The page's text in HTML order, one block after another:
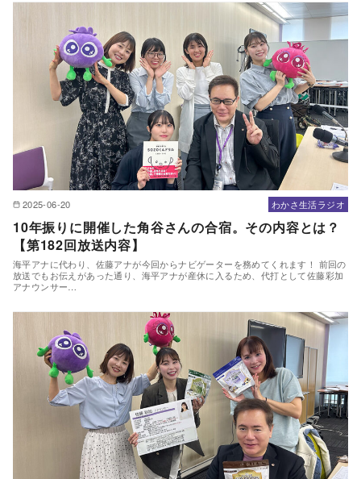
2025-06-20 わかさ生活ラジオ
10年振りに開催した角谷さんの合宿。その内容とは？
【第182回放送内容】
海平アナに代わり、佐藤アナが今回からナビゲーターを務めてくれます！ 前回の
放送でもお伝えがあった通り、海平アナが産休に入るため、代打として佐藤彩加
アナウンサー…